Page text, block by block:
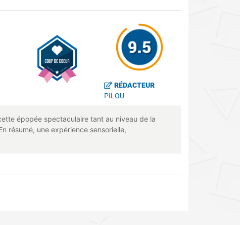
RÉDACTEUR
PILOU
épopée spectaculaire tant au niveau de la
résumé, une expérience sensorielle,